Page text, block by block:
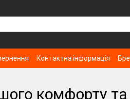
Контактна інформація
комфорту та